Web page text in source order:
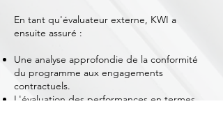
En tant qu'évaluateur externe, KWI a
ensuite assuré :
Une analyse approfondie de la conformité
du programme aux engagements
contractuels.
L'évaluation des performances en termes